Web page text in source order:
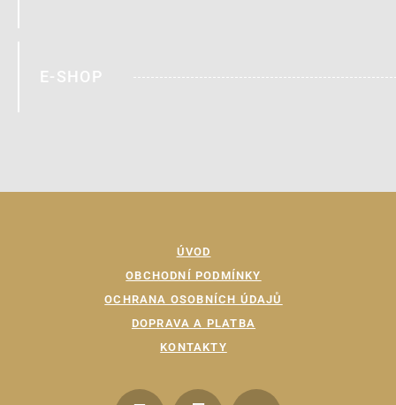
E-SHOP
ÚVOD
OBCHODNÍ PODMÍNKY
OCHRANA OSOBNÍCH ÚDAJŮ
DOPRAVA A PLATBA
KONTAKTY